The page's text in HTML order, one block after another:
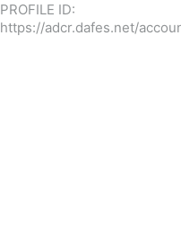
PROFILE ID:
https://adcr.dafes.net/